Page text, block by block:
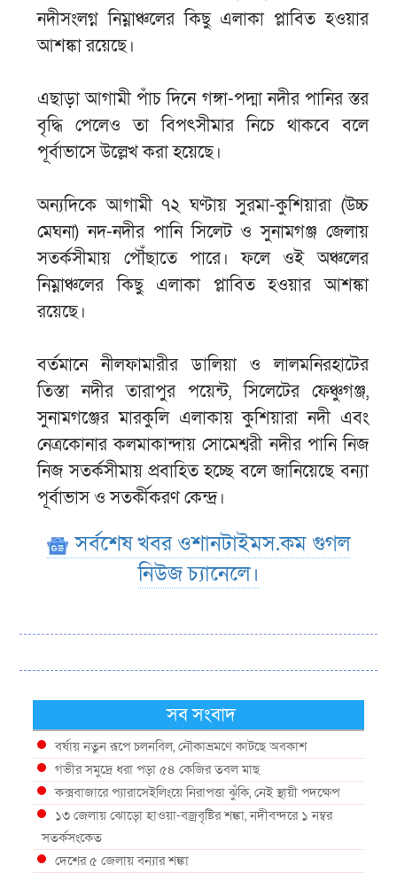
নদীসংলগ্ন নিম্নাঞ্চলের কিছু এলাকা প্লাবিত হওয়ার
আশঙ্কা রয়েছে।
এছাড়া আগামী পাঁচ দিনে গঙ্গা-পদ্মা নদীর পানির স্তর
বৃদ্ধি পেলেও তা বিপৎসীমার নিচে থাকবে বলে
পূর্বাভাসে উল্লেখ করা হয়েছে।
অন্যদিকে আগামী ৭২ ঘণ্টায় সুরমা-কুশিয়ারা (উচ্চ
মেঘনা) নদ-নদীর পানি সিলেট ও সুনামগঞ্জ জেলায়
সতর্কসীমায় পৌঁছাতে পারে। ফলে ওই অঞ্চলের
নিম্নাঞ্চলের কিছু এলাকা প্লাবিত হওয়ার আশঙ্কা
রয়েছে।
বর্তমানে নীলফামারীর ডালিয়া ও লালমনিরহাটের
তিস্তা নদীর তারাপুর পয়েন্ট, সিলেটের ফেঞ্চুগঞ্জ,
সুনামগঞ্জের মারকুলি এলাকায় কুশিয়ারা নদী এবং
নেত্রকোনার কলমাকান্দায় সোমেশ্বরী নদীর পানি নিজ
নিজ সতর্কসীমায় প্রবাহিত হচ্ছে বলে জানিয়েছে বন্যা
পূর্বাভাস ও সতর্কীকরণ কেন্দ্র।
সর্বশেষ খবর ওশানটাইমস.কম গুগল
নিউজ চ্যানেলে।
সব সংবাদ
বর্ষায় নতুন রূপে চলনবিল, নৌকাভ্রমণে কাটছে অবকাশ
গভীর সমুদ্রে ধরা পড়া ৫৪ কেজির তবল মাছ
কক্সবাজারে প্যারাসেইলিংয়ে নিরাপত্তা ঝুঁকি, নেই স্থায়ী পদক্ষেপ
১৩ জেলায় ঝোড়ো হাওয়া-বজ্রবৃষ্টির শঙ্কা, নদীবন্দরে ১ নম্বর
সতর্কসংকেত
দেশের ৫ জেলায় বন্যার শঙ্কা